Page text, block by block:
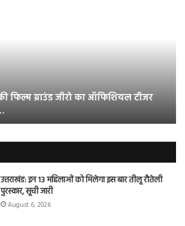
सामने
बहस
दिलैक
का
आया
रिएक्शन
रजत दलाल और आसिम रियाज की भिड़ंत,
उत्तराखंड: इन 13 महिलाओं को मिलेगा इस बार तीलू रौतेली
पुरस्कार, सूची जारी
August 6, 2026